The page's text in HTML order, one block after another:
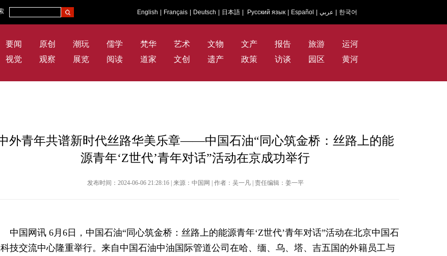
English Français Deutsch 日本語 Русский язык Español عربي 한국어
要闻 原创 潮玩 儒学 梵华 艺术 文物 文产 报告 旅游
运河
视觉
观察 展览 阅读 道家 文创 遗产 政策 访谈 园区 黄河
外青年共谱新时代丝路华美乐章——中国石油“同心筑金桥：丝路上的能
源青年‘Z世代’青年对话”活动在京成功举行
发布时间：2024-06-06 21:28:16 | 来源：中国网 | 作者：吴一凡 | 责任编辑：姜一平
中国网讯 6月6日，中国石油“同心筑金桥：丝路上的能源青年‘Z世代’青年对话”活动在北京中国石
技交流中心隆重举行。来自中国石油中油国际管道公司在哈、缅、乌、塔、吉五国的外籍员工与